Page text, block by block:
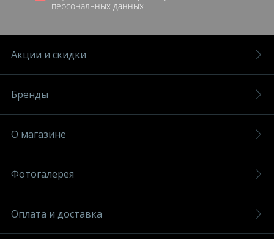
персональных данных
Акции и скидки
Бренды
О магазине
Фотогалерея
Оплата и доставка